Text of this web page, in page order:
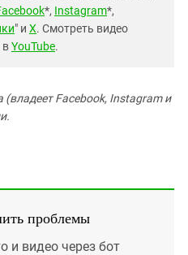
*, Instagram*,
" и X. Смотреть видео
вYouTube.
(владеет Facebook, Instagram и
проблемы
и видео через бот